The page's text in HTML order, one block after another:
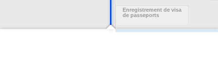
Enregistrement de visa
de passeports